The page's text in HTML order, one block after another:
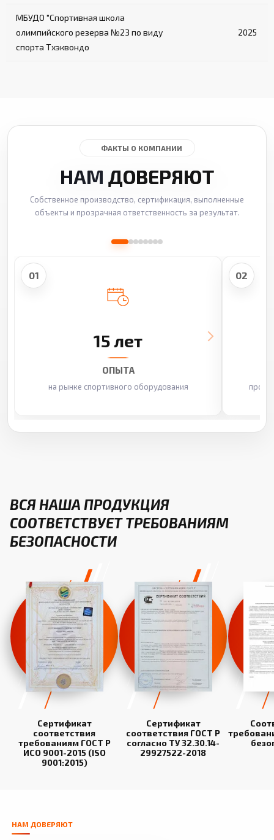
МБУДО "Спортивная школа
олимпийского резерва №23 по виду
спорта Тхэквондо
2025
ФАКТЫ О КОМПАНИИ
НАМ ДОВЕРЯЮТ
Собственное производство, сертификация, выполненные
объекты и прозрачная ответственность за результат.
01
15 лет
ОПЫТА
на рынке спортивного оборудования
02
ВСЯ НАША ПРОДУКЦИЯ
СООТВЕТСТВУЕТ ТРЕБОВАНИЯМ
БЕЗОПАСНОСТИ
Сертификат
соответствия
требованиям ГОСТ Р
ИСО 9001-2015 (ISO
9001:2015)
Сертификат
соответствия ГОСТ Р
согласно ТУ 32.30.14-
29927522-2018
НАМ ДОВЕРЯЮТ